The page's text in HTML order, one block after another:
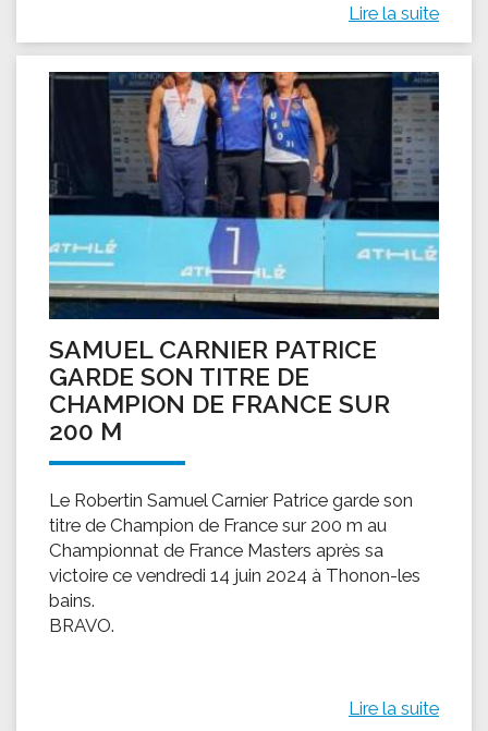
Lire la suite
SAMUEL CARNIER PATRICE
GARDE SON TITRE DE
CHAMPION DE FRANCE SUR
200 M
Le Robertin Samuel Carnier Patrice garde son
titre de Champion de France sur 200 m au
Championnat de France Masters après sa
victoire ce vendredi 14 juin 2024 à Thonon-les
bains.
BRAVO.
Lire la suite